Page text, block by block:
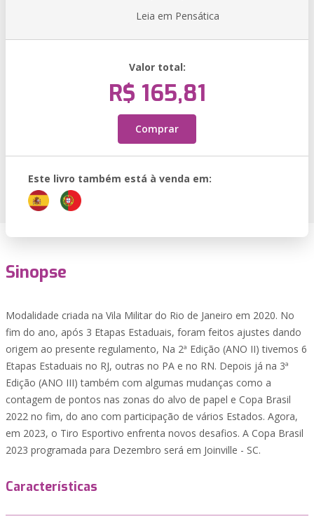
Leia em Pensática
Valor total:
R$ 165,81
Comprar
Este livro também está à venda em:
Sinopse
Modalidade criada na Vila Militar do Rio de Janeiro em 2020. No
fim do ano, após 3 Etapas Estaduais, foram feitos ajustes dando
origem ao presente regulamento, Na 2ª Edição (ANO II) tivemos 6
Etapas Estaduais no RJ, outras no PA e no RN. Depois já na 3ª
Edição (ANO III) também com algumas mudanças como a
contagem de pontos nas zonas do alvo de papel e Copa Brasil
2022 no fim, do ano com participação de vários Estados. Agora,
em 2023, o Tiro Esportivo enfrenta novos desafios. A Copa Brasil
2023 programada para Dezembro será em Joinville - SC.
Características